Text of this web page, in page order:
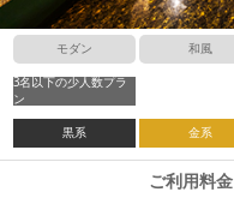
モダン 和風
3名以下の少人数プラ
ン
黒系 金系
ご利用料金